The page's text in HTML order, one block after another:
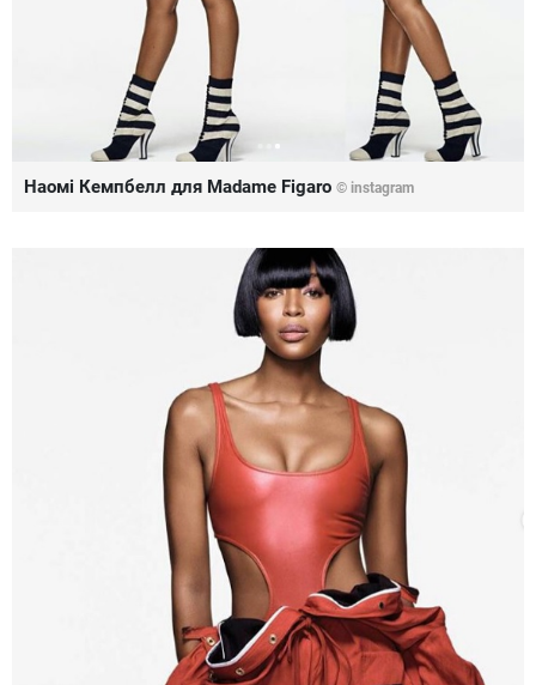
Наомі Кемпбелл для Madame Figaro © instagram